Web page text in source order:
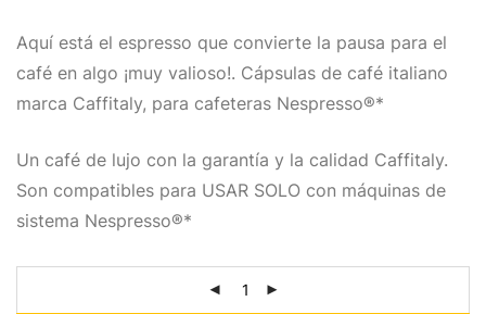
Aquí está el espresso que convierte la pausa para el
café en algo ¡muy valioso!. Cápsulas de café italiano
marca Caffitaly, para cafeteras Nespresso®*
Un café de lujo con la garantía y la calidad Caffitaly.
Son compatibles para USAR SOLO con máquinas de
sistema Nespresso®*